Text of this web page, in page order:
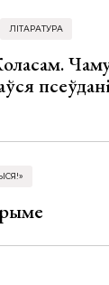
ЛІТАРАТУРА